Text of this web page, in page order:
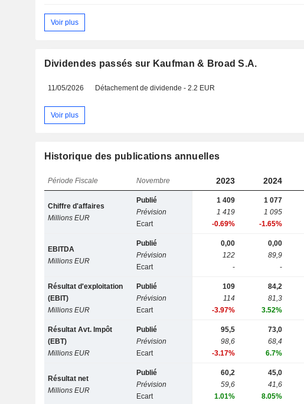
Voir plus
Dividendes passés sur Kaufman & Broad S.A.
11/05/2026 Détachement de dividende - 2.2 EUR
Voir plus
Historique des publications annuelles
Période Fiscale Novembre 2023 2024
Chiffre d'affaires
Millions EUR
Publié
Prévision
Ecart
1 409
1 419
-0.69%
1 077
1 095
-1.65%
EBITDA
Millions EUR
Publié
Prévision
Ecart
0,00
122
-
0,00
89,9
-
Résultat d'exploitation
(EBIT)
Millions EUR
Publié
Prévision
Ecart
109
114
-3.97%
84,2
81,3
3.52%
Résultat Avt. Impôt
(EBT)
Millions EUR
Publié
Prévision
Ecart
95,5
98,6
-3.17%
73,0
68,4
6.7%
Résultat net
Millions EUR
Publié
Prévision
Ecart
60,2
59,6
1.01%
45,0
41,6
8.05%